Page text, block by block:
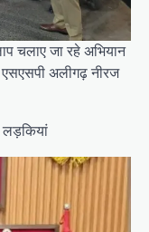
चलाए जा रहे अभियान
अलीगढ़ नीरज
लड़कियां